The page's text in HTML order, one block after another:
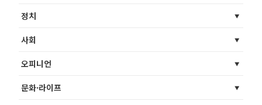
정치
사회
오피니언
문화·라이프